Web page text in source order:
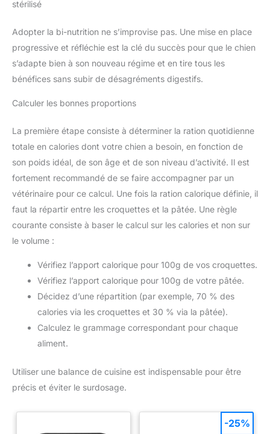
stérilisé
Adopter la bi-nutrition ne s’improvise pas. Une mise en place
progressive et réfléchie est la clé du succès pour que le chien
s’adapte bien à son nouveau régime et en tire tous les
bénéfices sans subir de désagréments digestifs.
Calculer les bonnes proportions
La première étape consiste à déterminer la ration quotidienne
totale en calories dont votre chien a besoin, en fonction de
son poids idéal, de son âge et de son niveau d’activité. Il est
fortement recommandé de se faire accompagner par un
vétérinaire pour ce calcul. Une fois la ration calorique définie, il
faut la répartir entre les croquettes et la pâtée. Une règle
courante consiste à baser le calcul sur les calories et non sur
le volume :
Vérifiez l’apport calorique pour 100g de vos croquettes.
Vérifiez l’apport calorique pour 100g de votre pâtée.
Décidez d’une répartition (par exemple, 70 % des
calories via les croquettes et 30 % via la pâtée).
Calculez le grammage correspondant pour chaque
aliment.
Utiliser une balance de cuisine est indispensable pour être
précis et éviter le surdosage.
-25%